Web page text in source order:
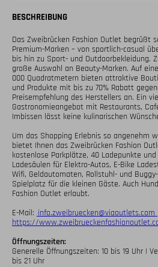
BESCHREIBUNG
Das Zweibrücken Fashion Outlet begrüßt
Premium-Marken – von sportlich-casual
bis hin zu Sport- und Outdoorbekleidung.
große Auswahl an Beauty-Marken. Auf
000 Quadratmetern bieten attraktive
und Produkte mit bis zu 70% Rabatt
Preisempfehlung des Herstellers an. Ein
Gastronomieangebot mit Restaurants,
Imbissen lässt keine kulinarischen
Um das Shopping Erlebnis so angenehm
bietet Ihnen das Zwei­brücken Fashion
kostenlose Parkplätze, 40 Ladepunkte
Ladesäulen für Elektro-Autos, E-Bike
Wifi, Geldautomaten, Rollstuhl- und
Spielplatz für die kleinen Gäste. Auch
Fashion Outlet erlaubt.
E-Mail: info.zweibruecken@viaoutlets.com
https://
Öffnungszeiten:
Generelle Öffnungszeiten: 10 bis 19 Uhr |
bis 21 Uhr